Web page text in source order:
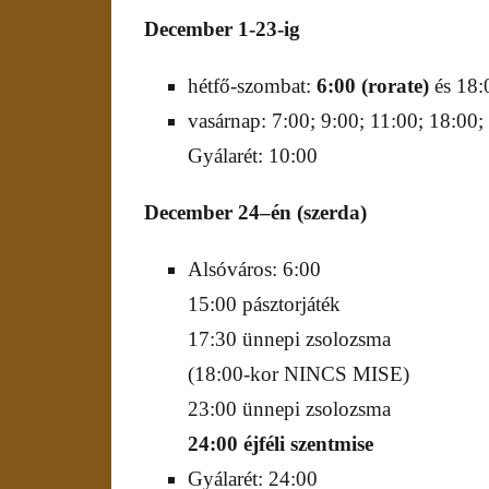
December 1-23-ig
hétfő-szombat: 6:00 (rorate) és
vasárnap: 7:00; 9:00; 11:00; 18:00;
Gyálarét: 10:00
December 24–én (szerda)
Alsóváros: 6:00
15:00 pásztorjáték
17:30 ünnepi zsolozsma
(18:00-kor NINCS MISE)
23:00 ünnepi zsolozsma
24:00 éjféli szentmise
Gyálarét: 24:00